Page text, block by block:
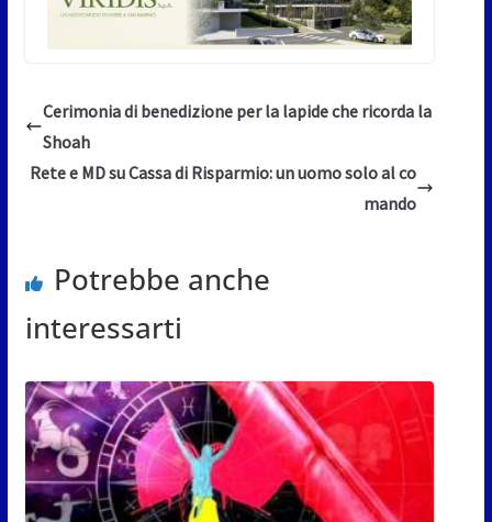
Cerimonia di benedizione per la lapide che ricorda la
Shoah
Rete e MD su Cassa di Risparmio: un uomo solo al co
mando
Potrebbe anche
interessarti